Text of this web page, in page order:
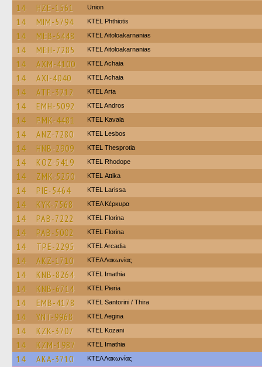
14 HZE-1561 Union
14 MIM-5794 ΚΤΕL Phthiotis
14 MEB-6448 KTEL Aitoloakarnanias
14 MEH-7285 KTEL Aitoloakarnanias
14 AXM-4100 KTEL Achaia
14 AXI-4040 KTEL Achaia
14 ATE-3212 KTEL Arta
14 EMH-5092 KTEL Andros
14 PMK-4481 KTEL Kavala
14 ANZ-7280 KTEL Lesbos
14 HNB-2909 KTEL Thesprotia
14 KOZ-5419 KTEL Rhodope
14 ZMK-5250 KΤΕL Αttika
14 PIE-5464 KTEL Larissa
14 KYK-7568 ΚΤΕΛ Κέρκυρα
14 PAB-7222 KTEL Florina
14 PAB-5002 KTEL Florina
14 TPE-2295 KTEL Arcadia
14 AKZ-1710 ΚΤΕΛ Λακωνίας
14 KNB-8264 KTEL Imathia
14 KNB-6714 KTEL Pieria
14 EMB-4178 KTEL Santorini / Thira
14 YNT-9968 KTEL Aegina
14 KZK-3707 ΚΤΕL Kozani
14 KZM-1987 KTEL Imathia
14 AKA-3710 ΚΤΕΛ Λακωνίας